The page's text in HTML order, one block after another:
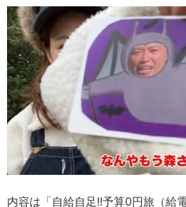
内容は「自給自足!!予算0円旅（給